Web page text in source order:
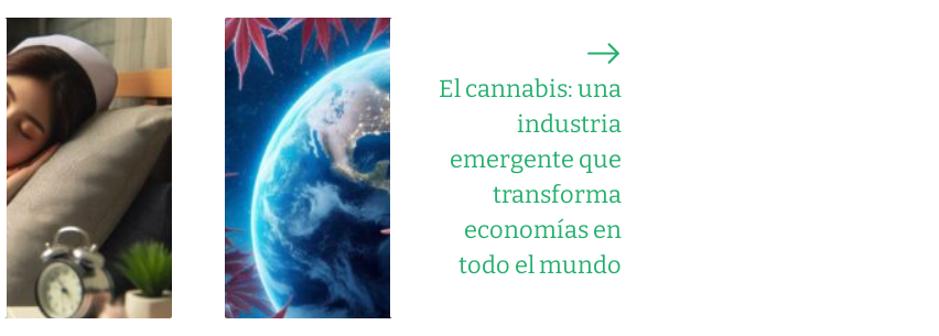
El cannabis: una
industria
emergente que
transforma
economías en
todo el mundo